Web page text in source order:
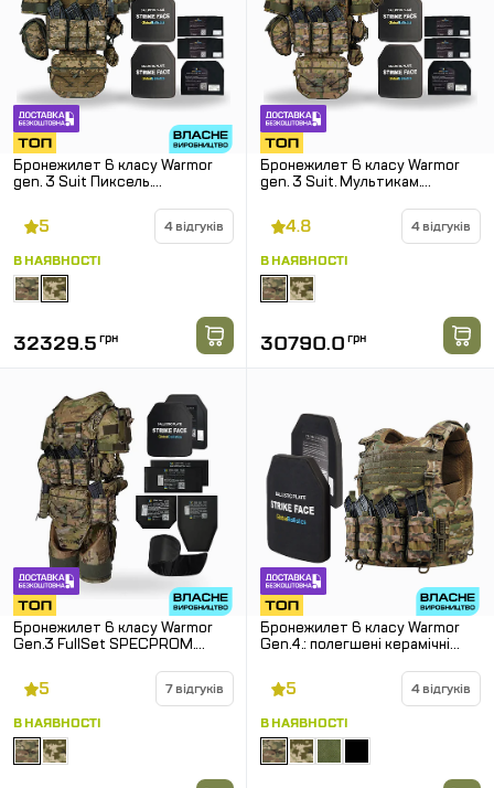
Бронежилет 6 класу Warmor
gen. 3 Suit Пиксель.
плечей і шиї
5 4 відгуків
В НАЯВНОСТІ
32329.5 грн
Бронежилет 6 класу Warmor
gen. 3 Suit. Мультикам.
плечей і шиї.
4.8 4 відгуків
В НАЯВНОСТІ
30790.0 грн
Бронежилет 6 класу Warmor
Gen.3 FullSet SPECPROM.
Мультикам
5 7 відгуків
В НАЯВНОСТІ
Бронежилет 6 класу Warmor
Gen.4.: полегшені керамічні
4 підсумками АК
5 4 відгуків
В НАЯВНОСТІ